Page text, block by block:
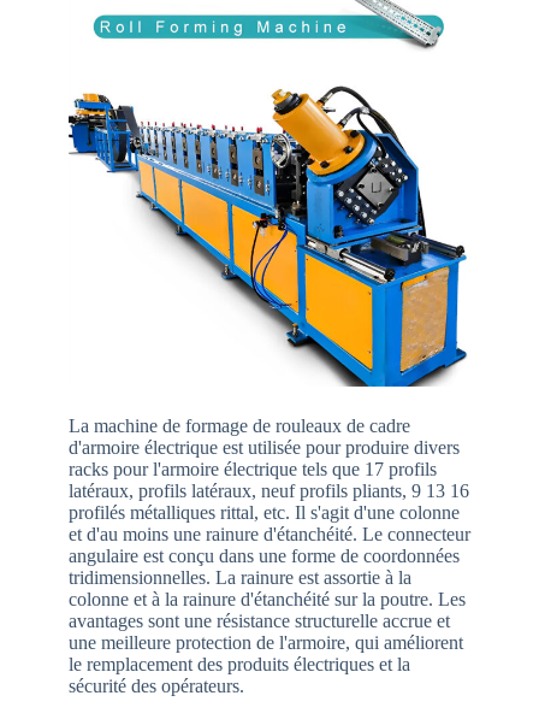
La machine de formage de rouleaux de cadre
d'armoire électrique est utilisée pour produire divers
racks pour l'armoire électrique tels que 17 profils
latéraux, profils latéraux, neuf profils pliants, 9 13 16
profilés métalliques rittal, etc. Il s'agit d'une colonne
et d'au moins une rainure d'étanchéité. Le connecteur
angulaire est conçu dans une forme de coordonnées
tridimensionnelles. La rainure est assortie à la
colonne et à la rainure d'étanchéité sur la poutre. Les
avantages sont une résistance structurelle accrue et
une meilleure protection de l'armoire, qui améliorent
le remplacement des produits électriques et la
sécurité des opérateurs.